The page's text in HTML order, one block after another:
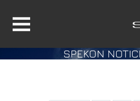
Jump directly to main navigation
Jump directly to contentSPEKON